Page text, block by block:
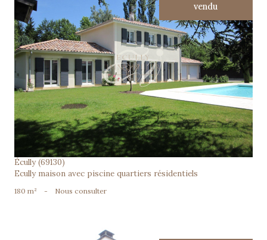
vendu
voir le bien
Écully (69130)
Ecully maison avec piscine quartiers résidentiels
180 m² - Nous consulter